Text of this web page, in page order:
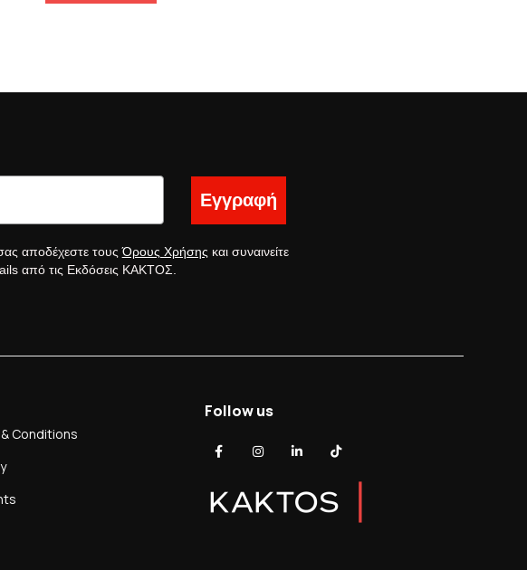
Εγγραφή
αποδέχεστε τουςΌρους Χρήσης και συναινείτε
από τις Εκδόσεις ΚΑΚΤΟΣ.
Conditions
Follow us